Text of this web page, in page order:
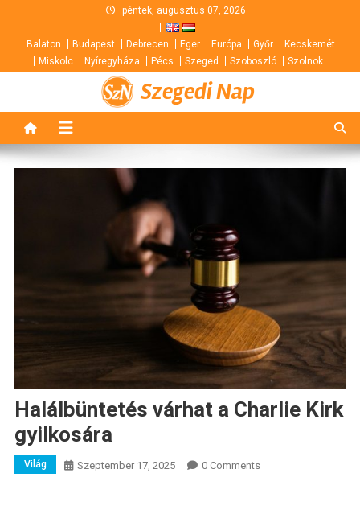
content
péntek, augusztus 07, 2026
Balaton Budapest Debrecen Eger Európa Győr
Kecskemét
Miskolc
Nyíregyháza Pécs Szeged Szoboszló Szolnok
Szegedi Nap
Halálbüntetés várhat a Charlie Kirk
gyilkosára
Világ Szeptember 17, 2025 0 Comments